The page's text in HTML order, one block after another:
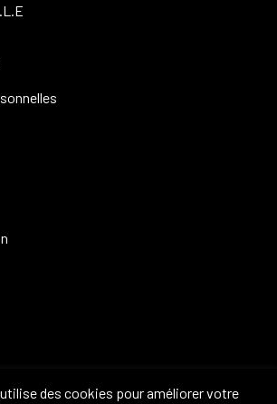
des cookies pour améliorer votre